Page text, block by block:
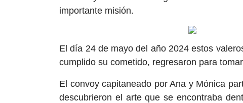
importante misión.
El día 24 de mayo del año 2024 estos
cumplido su cometido, regresaron para
El convoy capitaneado por Ana y Mónica
descubrieron el arte que se encontraba